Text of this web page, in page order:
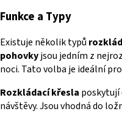
Funkce a Typy
Existuje několik typů
pohovkyjsou jedním z
noci. Tato volba je ideální
Rozkládací křesla poskytují
návštěvy. Jsou vhodná do